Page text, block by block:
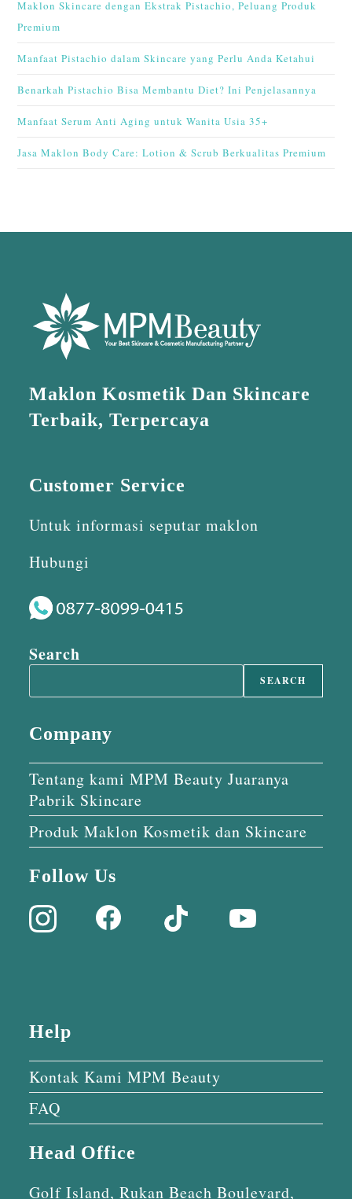
Maklon Skincare dengan Ekstrak Pistachio, Peluang Produk
Premium
Manfaat Pistachio dalam Skincare yang Perlu Anda Ketahui
Benarkah Pistachio Bisa Membantu Diet? Ini Penjelasannya
Manfaat Serum Anti Aging untuk Wanita Usia 35+
Jasa Maklon Body Care: Lotion & Scrub Berkualitas Premium
Maklon Kosmetik Dan Skincare
Terbaik, Terpercaya
Customer Service
Untuk informasi seputar maklon
Hubungi
Search
SEARCH
Company
Tentang kami MPM Beauty Juaranya
Pabrik Skincare
Produk Maklon Kosmetik dan Skincare
Follow Us
Help
Kontak Kami MPM Beauty
FAQ
Head Office
Golf Island, Rukan Beach Boulevard,